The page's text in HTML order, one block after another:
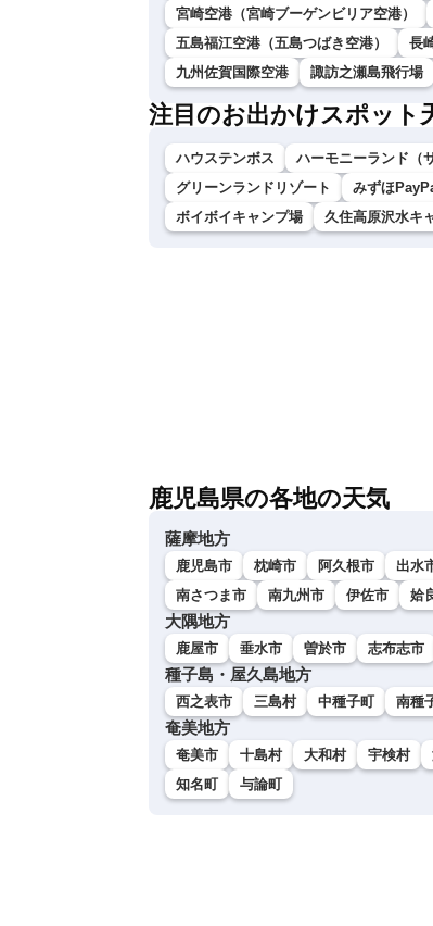
宮崎空港（宮崎ブーゲンビリア空港）
五島福江空港（五島つばき空港）
長
九州佐賀国際空港
諏訪之瀬島飛行場
注目のお出かけスポット
ハウステンボス ハーモニーランド（
グリーンランドリゾート
みずほ
ボイボイキャンプ場
久住高原沢水キ
鹿児島県の各地の天気
薩摩地方
鹿児島市 枕崎市 阿久根市 出水
南さつま市
南九州市 伊佐市 姶
大隅地方
鹿屋市 垂水市 曽於市 志布志市
種子島・屋久島地方
西之表市 三島村 中種子町 南種
奄美地方
奄美市 十島村 大和村 宇検村
知名町
与論町